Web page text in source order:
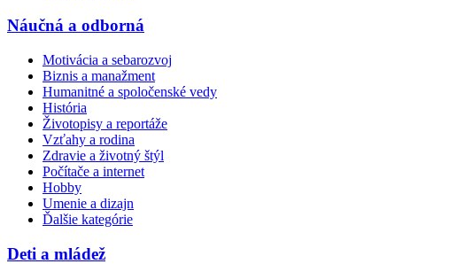
Náučná a odborná
Motivácia a sebarozvoj
Biznis a manažment
Humanitné a spoločenské vedy
História
Životopisy a reportáže
Vzťahy a rodina
Zdravie a životný štýl
Počítače a internet
Hobby
Umenie a dizajn
Ďalšie kategórie
Deti a mládež